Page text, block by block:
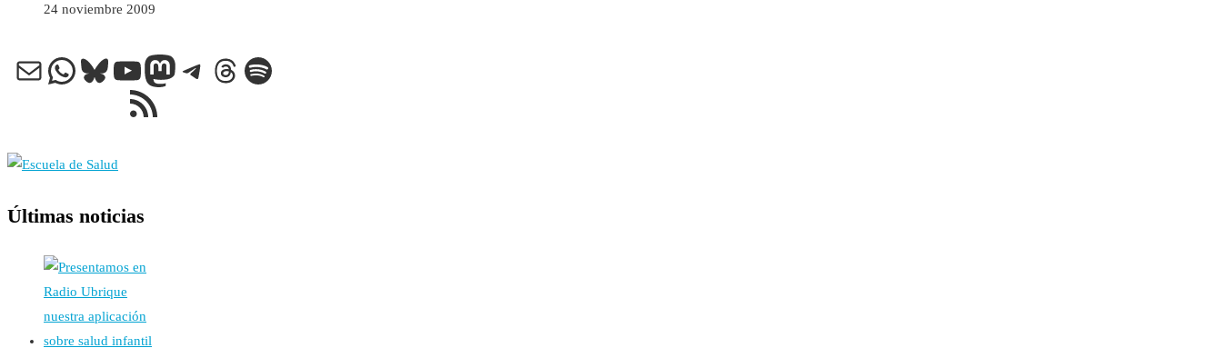
24 noviembre 2009
Correo electrónico
WhatsApp
Bluesky
YouTube
Mastodon
Telegram
Threads
Spotify
Feed RSS
Últimas noticias